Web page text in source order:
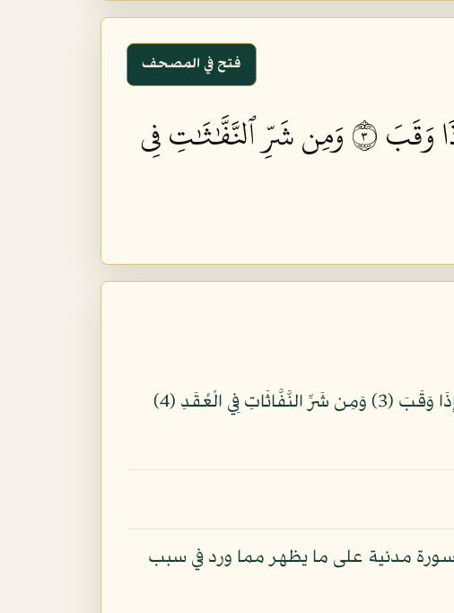
فتح في المصحف
٣
وَمِن شَرِّ ٱلنَّفَّٰثَٰتِ فِي
بِسْمِ اللّهِ الرَّحْمنِ الرَّحِيمِ قُلْ أَعُوذُ بِرَبِّ الْفَلَقِ (1) مِن شَرِّ مَا خَلَقَ (2) وَمِن شَرِّ غَاسِقٍ إِذَا وَقَبَ (3) وَمِن شَرِّ النَّفَّاثَاتِ فِي الْعُقَدِ (4)
مدنية على ما يظهر مما ورد في سبب